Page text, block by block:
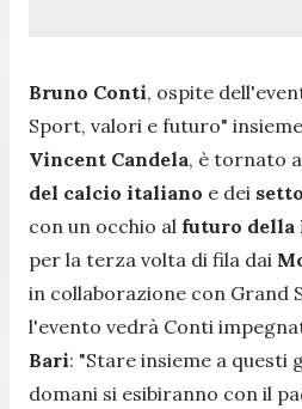
Bruno Conti, ospite
Sport, valori e futuro"
Vincent Candela, è tornato
del calcio italiano e dei
con un occhio al futuro della
per la terza volta di fila dai
in collaborazione con Grand
l'evento vedrà Conti
Bari: "Stare insieme a questi
domani si esibiranno con il